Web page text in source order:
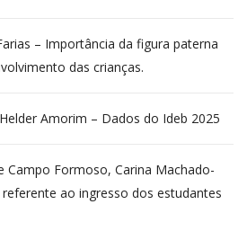
– Importância da figura paterna
das crianças.
Amorim – Dados do Ideb 2025
Campo Formoso, Carina Machado-
ao ingresso dos estudantes